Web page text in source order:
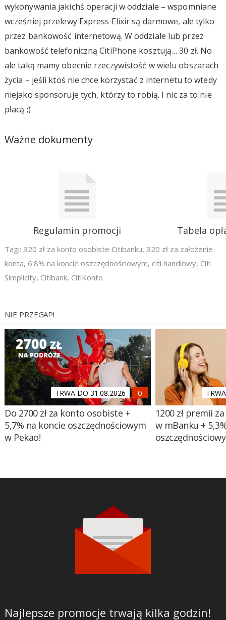
wykonywania jakichś operacji w oddziale – wspomniane
wcześniej przelewy Express Elixir są darmowe, ale tylko
przez bankowość internetową. W oddziale lub przez
bankowość telefoniczną CitiPhone kosztują… 30 zł. No
ale taką mamy obecnie rzeczywistość w wielu obszarach
życia – jeśli ktoś nie chce korzystać z internetu to wtedy
niejako sponsoruje tych, którzy to robią. I nic za to nie
płacą ;)
Ważne dokumenty
Regulamin promocji Tabela
Tagi: 320 zł za konto osobiste Citibanku, 320 zł za założenie
konta, 6.8% na koncie oszczędnościowym, citi handlowy, Citi
Simplicity, Citibank, CitiKonto
NIE PRZEGAP!
TRWA DO 31.08.2026
Do 2700 zł za konto osobiste +
5,7% na koncie oszczędnościowym
w Pekao!
1200 zł premii
w mBanku +
Najlepsze promocje trwają kilka godzin!